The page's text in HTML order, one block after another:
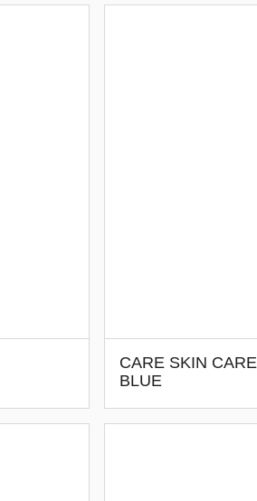
CARE SKIN CARE
BLUE